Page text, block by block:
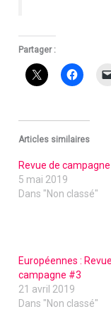
Partager :
Articles similaires
Revue de
5 mai 2019
Dans "Non classé"
Européennes :
campagne #3
21 avril 2019
Dans "Non classé"